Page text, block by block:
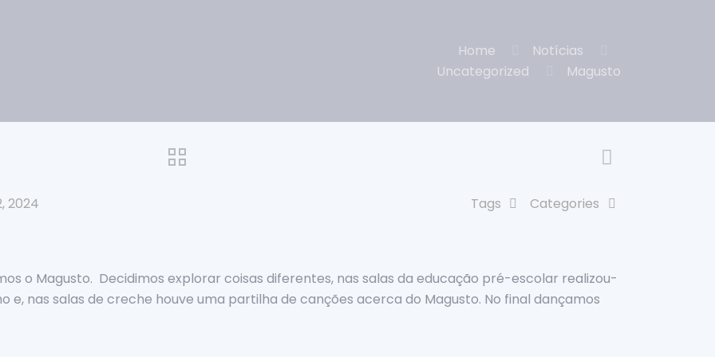
Home
Notícias
Uncategorized
Magusto
2024 Categories
Tags
o Magusto. Decidimos explorar coisas diferentes, nas salas da educação pré-escolar realizou-
e, nas salas de creche houve uma partilha de canções acerca do Magusto. No final dançamos